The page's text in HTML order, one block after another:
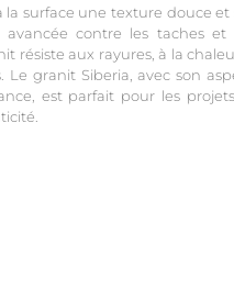
la surface une texture douce
contre les taches et
résiste aux rayures, à la
Le granit Siberia, avec son
est parfait pour les